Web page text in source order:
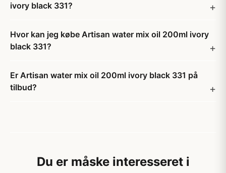
ivory black 331?
Hvor kan jeg købe Artisan water mix oil 200ml ivory
black 331?
Er Artisan water mix oil 200ml ivory black 331 på
tilbud?
Du er måske interesseret i